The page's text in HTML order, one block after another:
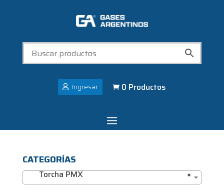
Ingresar  0 Productos
CATEGORÍAS
×
Torcha PMX